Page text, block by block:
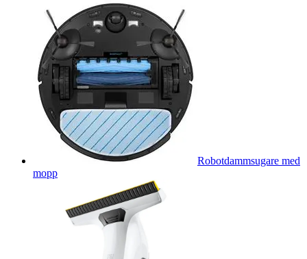
Robotdammsugare med
mopp